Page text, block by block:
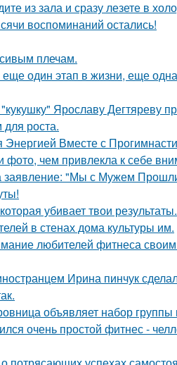
из зала и сразу лезете в
воспоминаний остались!
плечам.
один этап в жизни, еще
Ярославу Дегтяреву
роста.
Вместе с
чем привлекла к себе
заявление: "Мы с Мужем
убивает твои результаты.
в стенах дома культуры им.
любителей фитнеса
Ирина пинчук
объявляет набор группы
очень простой фитнес -